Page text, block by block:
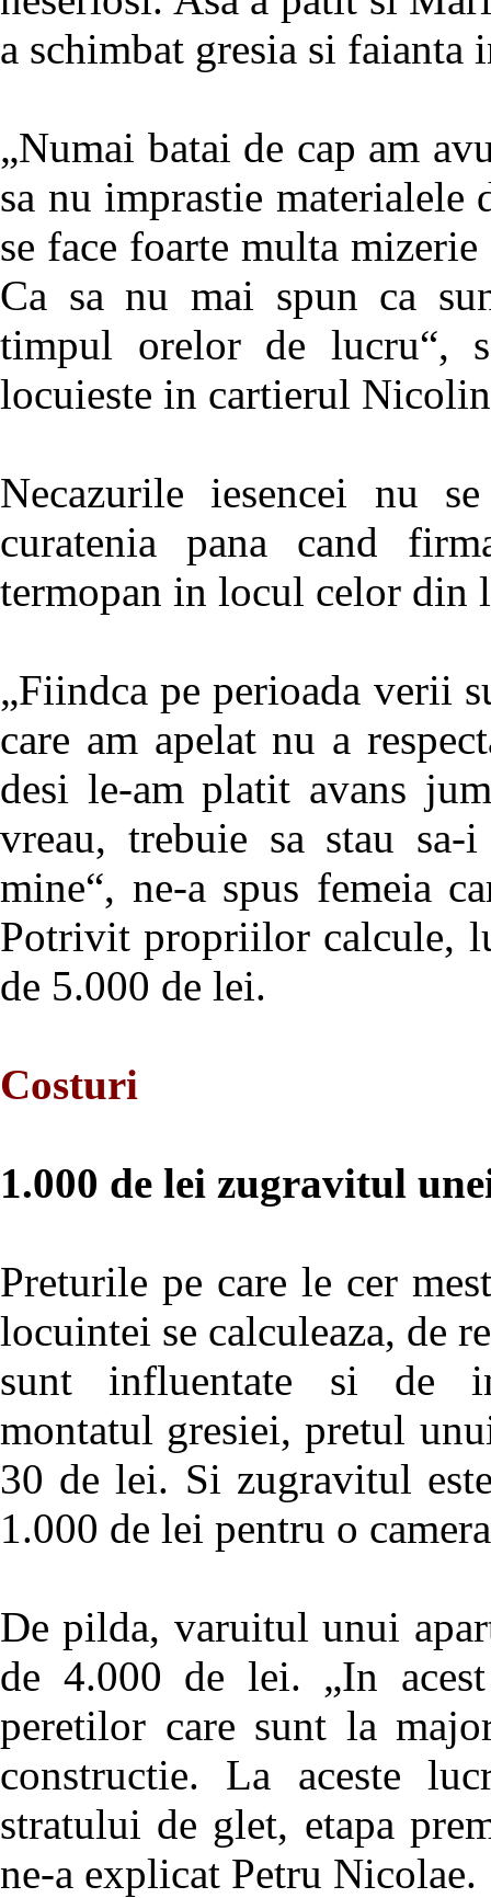
a schimbat gresia si faianta
„Numai batai de cap am
sa nu imprastie materialele
se face foarte multa
Ca sa nu mai spun ca
timpul orelor de lucru“,
locuieste in cartierul
Necazurile iesencei nu
curatenia pana cand
termopan in locul celor
„Fiindca pe perioada verii
care am apelat nu a
desi le-am platit avans
vreau, trebuie sa stau
mine“, ne-a spus femeia
Potrivit propriilor calcule,
de 5.000 de lei.
Costuri
1.000 de lei zugravitul
Preturile pe care le cer
locuintei se calculeaza, de
sunt influentate si de
montatul gresiei, pretul
30 de lei. Si zugravitul
1.000 de lei pentru o
De pilda, varuitul unui
de 4.000 de lei. „In
peretilor care sunt la
constructie. La aceste
stratului de glet, etapa
ne-a explicat Petru Nicolae.